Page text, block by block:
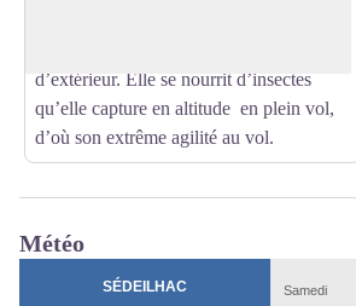
d’extérieur. Elle se nourrit d’insectes
qu’elle capture en altitude en plein vol,
d’où son extrême agilité au vol.
Météo